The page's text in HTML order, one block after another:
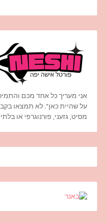
אני מעריך כל אחד מכם
על שהיית כאן". לא תמצאו
מסיט, גזעני, פורנוגרפי או